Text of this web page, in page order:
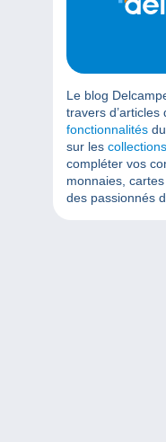
Le blog
travers d’articles
fonctionnalités du
sur les collections
compléter vos
monnaies,
des passionnés